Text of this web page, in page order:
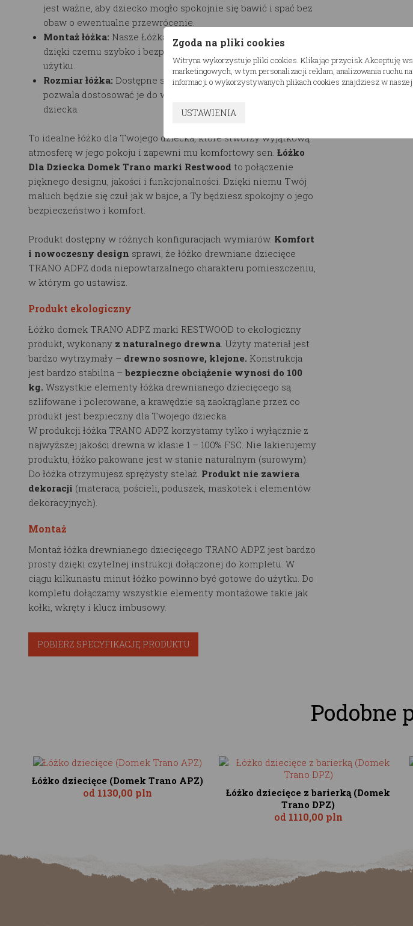
jest ważne, aby dziecko mogło spokojnie się bawić i spać bez
obaw o ewentualne przewrócenie.
Montaż łóżka: Nasze Łóżka Dla Dziecka są łatwe do złożenia,
dzięki czemu szybko i bezproblemowo przygotujesz je do
użytku.
Rozmiar łóżka: Dostępne są różne rozmiary łóżka, co
pozwala dostosować je do wymiarów pokoju oraz wieku
dziecka.
To idealne łóżko dla Twojego dziecka, które stworzy wyjątkową
atmosferę w jego pokoju i zapewni mu komfortowy sen. Łóżko
Dla Dziecka Domek Trano marki Restwood to połączenie
pięknego designu, jakości i funkcjonalności. Dzięki niemu Twój
maluch będzie się czuł jak w bajce, a Ty będziesz spokojny o jego
bezpieczeństwo i komfort.
Produkt dostępny w różnych konfiguracjach wymiarów. Komfort
i nowoczesny design sprawi, że łóżko drewniane dziecięce
TRANO ADPZ doda niepowtarzalnego charakteru pomieszczeniu,
w którym go ustawisz.
Produkt ekologiczny
Łóżko domek TRANO ADPZ marki RESTWOOD to ekologiczny
produkt, wykonany z naturalnego drewna . Użyty materiał jest
bardzo wytrzymały – drewno sosnowe, klejone. Konstrukcja
jest bardzo stabilna – bezpieczne obciążenie wynosi do 100
kg. Wszystkie elementy łóżka drewnianego dziecięcego są
szlifowane i polerowane, a krawędzie są zaokrąglane przez co
produkt jest bezpieczny dla Twojego dziecka.
W produkcji łóżka TRANO ADPZ korzystamy tylko i wyłącznie z
najwyższej jakości drewna w klasie 1 – 100% FSC. Nie lakierujemy
produktu, łóżko pakowane jest w stanie naturalnym (surowym).
Do łóżka otrzymujesz sprężysty stelaż. Produkt nie zawiera
dekoracji (materaca, pościeli, poduszek, maskotek i elementów
dekoracyjnych).
Montaż
Montaż łóżka drewnianego dziecięcego TRANO ADPZ jest bardzo
prosty dzięki czytelnej instrukcji dołączonej do kompletu. W
ciągu kilkunastu minut łóżko powinno być gotowe do użytku. Do
kompletu dołączamy wszystkie elementy montażowe takie jak
kołki, wkręty i klucz imbusowy.
POBIERZ SPECYFIKACJĘ PRODUKTU
Podobne
Łóżko dziecięce (Domek Trano APZ)
od 1130,00 pln
Łóżko dziecięce z barierką (Domek
Trano DPZ)
od 1110,00 pln
Zgoda na pliki cookies
Witryna wykorzystuje pliki cookies. Klikając przycisk Akceptuję
marketingowych, w tym personalizacji reklam, analizowania ruchu
informacji o wykorzystywanych plikach cookies znajdziesz w
USTAWIENIA